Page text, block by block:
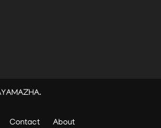
.
Contact About